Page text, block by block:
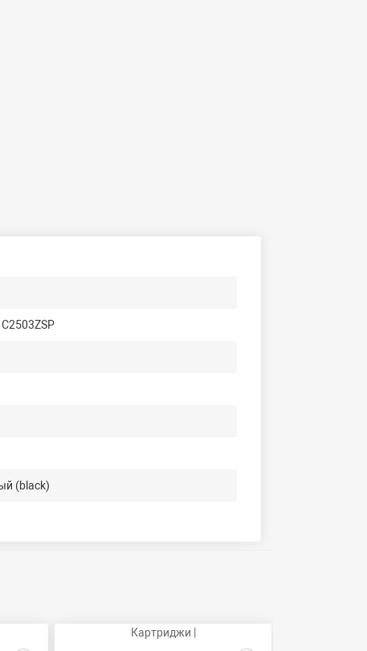
(black)
Картриджи |